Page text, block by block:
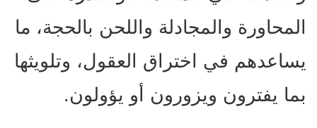
المحاورة والمجادلة واللحن بالحجة، ما
يساعدهم في اختراق العقول، وتلويثها
بما يفترون ويزورون أو يؤولون.